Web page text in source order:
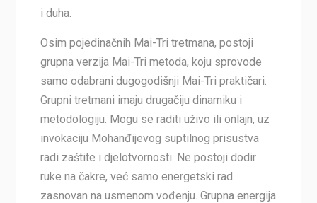
i duha.
Osim pojedinačnih Mai-Tri tretmana, postoji
grupna verzija Mai-Tri metoda, koju sprovode
samo odabrani dugogodišnji Mai-Tri praktičari.
Grupni tretmani imaju drugačiju dinamiku i
metodologiju. Mogu se raditi uživo ili onlajn, uz
invokaciju Mohanđijevog suptilnog prisustva
radi zaštite i djelotvornosti. Ne postoji dodir
ruke na čakre, već samo energetski rad
zasnovan na usmenom vođenju. Grupna energija